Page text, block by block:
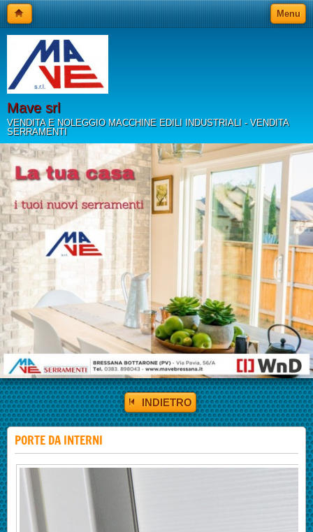
Menu
Mave srl
VENDITA E NOLEGGIO MACCHINE EDILI INDUSTRIALI - VENDITA
SERRAMENTI
INDIETRO
PORTE DA INTERNI